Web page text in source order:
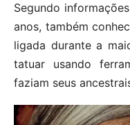
Segundo
anos, também
ligada durante a
tatuar usando
faziam seus